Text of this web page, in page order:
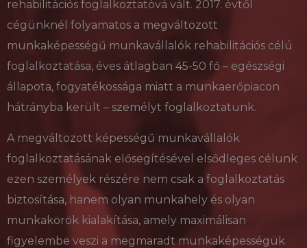
rehabilitációs foglalkoztatóvá vált. 2017. évtől
cégünknél folyamatos a megváltozott
munkaképességű munkavállalók rehabilitációs célú
foglalkoztatása, éves átlagban 45-50 fő – egészségi
állapota, fogyatékossága miatt a munkaerőpiacon
hátrányba került – személyt foglalkoztatunk.
A megváltozott képességű munkavállalók
foglalkoztatásának elősegítésével elsődleges célunk
ezen személyek részére nem csak a foglalkoztatás
biztosítása, hanem olyan munkahely és olyan
munkakörök kialakítása, amely maximálisan
figyelembe veszi a megmaradt munkaképességük